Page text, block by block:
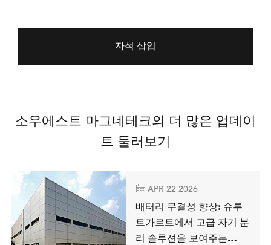
자석 삽입
소우에스트 마그네테크의 더 많은 업데이
트 둘러보기
 APR 22 2026
배터리 무결성 향상: 슈투
트가르트에서 고급 자기 분
리 솔루션을 보여주는